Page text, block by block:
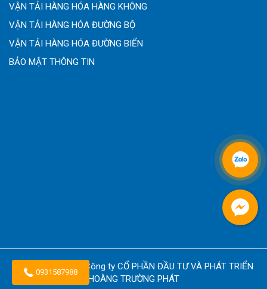
0931587988
VẬN TẢI HÀNG HÓA HÀNG KHÔNG
VẬN TẢI HÀNG HÓA ĐƯỜNG BỘ
VẬN TẢI HÀNG HÓA ĐƯỜNG BIỂN
BẢO MẬT THÔNG TIN
Copyright © 2026
Công ty CỔ PHẦN ĐẦU TƯ VÀ PHÁT TRIỂN
HOÀNG TRƯỜNG PHÁT